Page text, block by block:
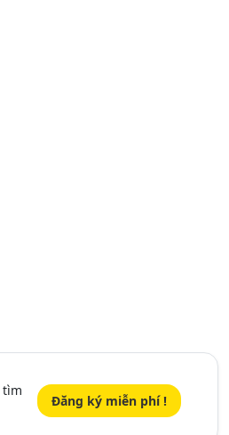
tìm
Đăng ký miễn phí !